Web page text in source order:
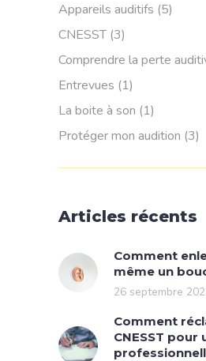
Appareils auditifs (5)
CNESST (3)
Comprendre la perte
Entrevues (1)
La boite à son (1)
Protéger mon audition (3)
Articles récents
Comment
même un
26 septembre
Comment
CNESST pour